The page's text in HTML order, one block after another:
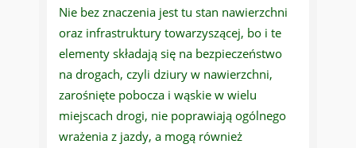
Nie bez znaczenia jest tu stan nawierzchni
oraz infrastruktury towarzyszącej, bo i te
elementy składają się na bezpieczeństwo
na drogach, czyli dziury w nawierzchni,
zarośnięte pobocza i wąskie w wielu
miejscach drogi, nie poprawiają ogólnego
wrażenia z jazdy, a mogą również